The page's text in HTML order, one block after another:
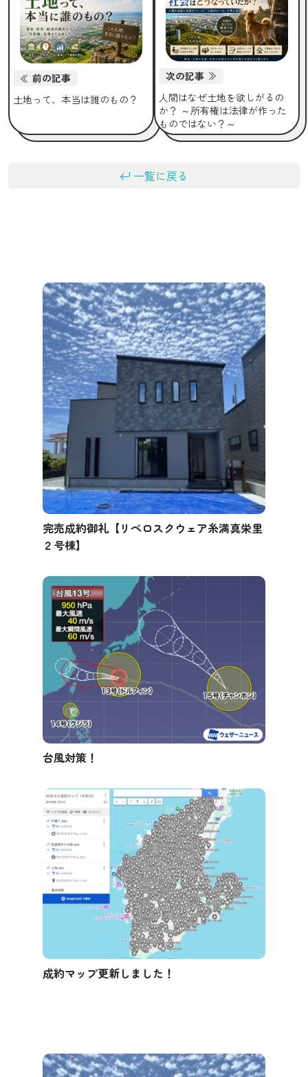
前の記事
土地って、本当は誰のもの？
次の記事
人間はなぜ土地を欲しがるの
か？ ～所有権は法律が作った
ものではない？～
一覧に戻る
完売成約御礼【リベロスクウェア糸満真栄里
２号棟】
台風対策！
成約マップ更新しました！